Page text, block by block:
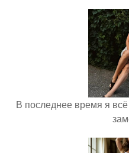
В последнее время я